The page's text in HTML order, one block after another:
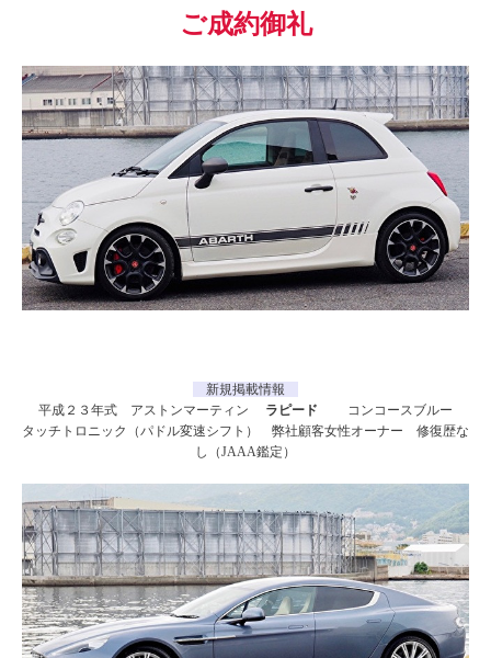
ご成約御礼
新規掲載情報
平成２３年式 アストンマーティン
ラピード
コンコースブルー
タッチトロニック（パドル変速シフト） 弊社顧客女性オーナー 修復歴な
し（JAAA鑑定）